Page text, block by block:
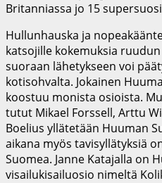
Britanniassa jo 15
Hullunhauska ja
katsojille kokemuksia
suoraan lähetykseen voi
kotisohvalta. Jokainen
koostuu monista osioista.
tutut Mikael Forssell, Arttu
Boelius yllätetään Huuman
aikana myös tavisyllätyksiä
Suomea. Janne Katajalla on
visailukisailuosio nimeltä